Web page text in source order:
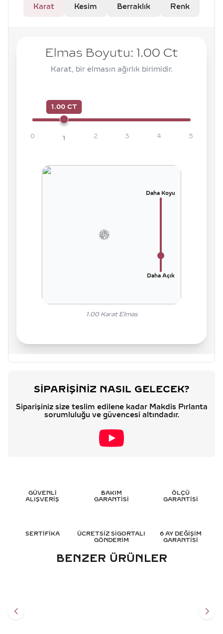
Karat Kesim Berraklık Renk
Elmas Boyutu: 1.00 Ct
Karat, bir elmasın ağırlık birimidir.
1.00 CT
0 1 2 3 4 5
Daha Koyu
Daha Açık
1.00Karat Elmas
SIPARIŞINIZ NASIL GELECEK?
Siparişiniz size teslim edilene kadar Makdis Pırlanta
sorumluluğu ve güvencesi altındadır.
GÜVENLİ
ALIŞVERİŞ
BAKIM
GARANTİSİ
ÖLÇÜ
GARANTİSİ
SERTİFİKA
ÜCRETSİZ SİGORTALI
GÖNDERİM
6 AY DEĞİŞİM
GARANTİSİ
BENZER ÜRÜNLER